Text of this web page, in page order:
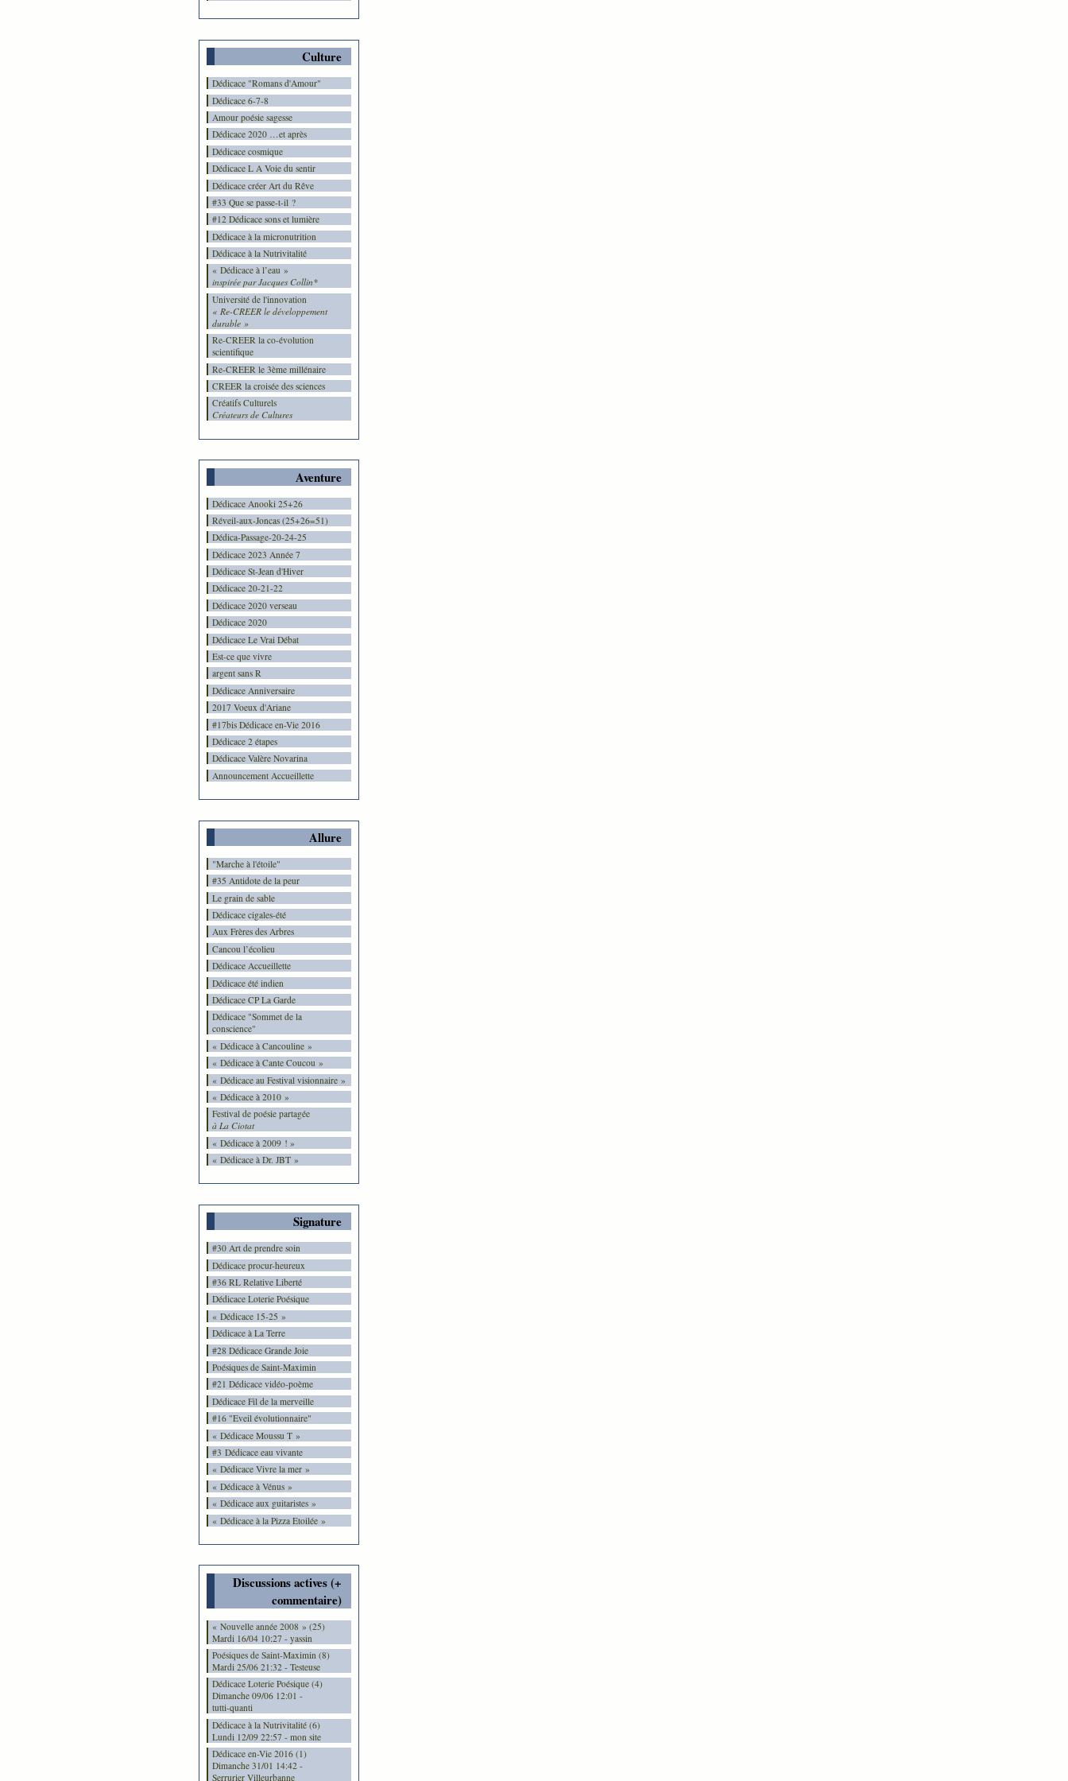
Culture
Dédicace "Romans d'Amour"
Dédicace 6-7-8
Amour poésie sagesse
Dédicace 2020 …et après
Dédicace cosmique
Dédicace L A Voie du sentir
Dédicace créer Art du Rêve
#33 Que se passe-t-il ?
#12 Dédicace sons et lumière
Dédicace à la micronutrition
Dédicace à la Nutrivitalité
« Dédicace à l’eau »
inspirée par Jacques Collin*
Université de l'innovation
« Re-CREER le développement
durable »
Re-CREER la co-évolution
scientifique
Re-CREER le 3ème millénaire
CREER la croisée des sciences
Créatifs Culturels
Créateurs de Cultures
Aventure
Dédicace Anooki 25+26
Réveil-aux-Joncas (25+26=51)
Dédica-Passage-20-24-25
Dédicace 2023 Année 7
Dédicace St-Jean d'Hiver
Dédicace 20-21-22
Dédicace 2020 verseau
Dédicace 2020
Dédicace Le Vrai Débat
Est-ce que vivre
argent sans R
Dédicace Anniversaire
2017 Voeux d'Ariane
#17bis Dédicace en-Vie 2016
Dédicace 2 étapes
Dédicace Valère Novarina
Announcement Accueillette
Allure
"Marche à l'étoile"
#35 Antidote de la peur
Le grain de sable
Dédicace cigales-été
Aux Frères des Arbres
Cancou l’écolieu
Dédicace Accueillette
Dédicace été indien
Dédicace CP La Garde
Dédicace "Sommet de la
conscience"
« Dédicace à Cancouline »
« Dédicace à Cante Coucou »
« Dédicace au Festival visionnaire »
« Dédicace à 2010 »
Festival de poésie partagée
à La Ciotat
« Dédicace à 2009 ! »
« Dédicace à Dr. JBT »
Signature
#30 Art de prendre soin
Dédicace procur-heureux
#36 RL Relative Liberté
Dédicace Loterie Poésique
« Dédicace 15-25 »
Dédicace à La Terre
#28 Dédicace Grande Joie
Poésiques de Saint-Maximin
#21 Dédicace vidéo-poème
Dédicace Fil de la merveille
#16 "Eveil évolutionnaire"
« Dédicace Moussu T »
#3 Dédicace eau vivante
« Dédicace Vivre la mer »
« Dédicace à Vénus »
« Dédicace aux guitaristes »
« Dédicace à la Pizza Etoilée »
Discussions actives (+
commentaire)
« Nouvelle année 2008 » (25)
Mardi 16/04 10:27 - yassin
Poésiques de Saint-Maximin (8)
Mardi 25/06 21:32 - Testeuse
Dédicace Loterie Poésique (4)
Dimanche 09/06 12:01 -
tutti-quanti
Dédicace à la Nutrivitalité (6)
Lundi 12/09 22:57 - mon site
Dédicace en-Vie 2016 (1)
Dimanche 31/01 14:42 -
Serrurier Villeurbanne